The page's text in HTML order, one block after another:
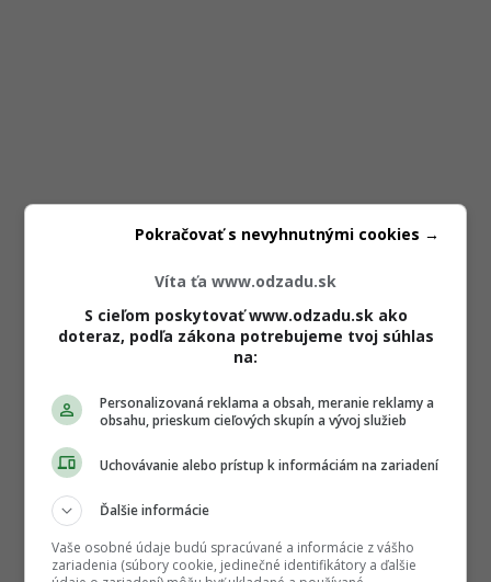
Víta ťa www.odzadu.sk
S cieľom poskytovať www.odzadu.sk ako
doteraz, podľa zákona potrebujeme tvoj súhlas
na:
Personalizovaná reklama a obsah, meranie reklamy a
obsahu, prieskum cieľových skupín a vývoj služieb
Uchovávanie alebo prístup k informáciám na zariadení
Ďalšie informácie
Vaše osobné údaje budú spracúvané a informácie z vášho
zariadenia (súbory cookie, jedinečné identifikátory a ďalšie
Pokračovať s nevyhnutnými cookies →